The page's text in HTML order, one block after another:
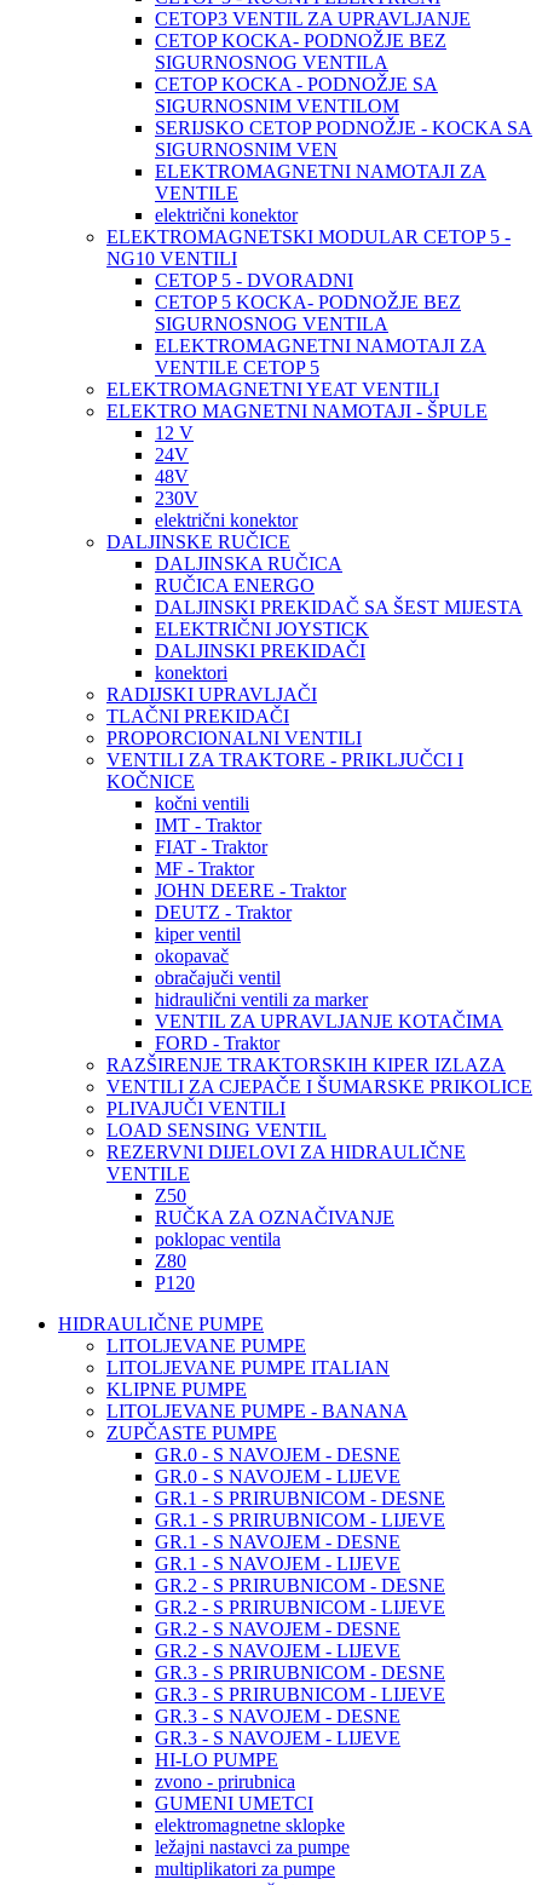
CETOP3 VENTIL ZA UPRAVLJANJE
CETOP KOCKA- PODNOŽJE BEZ
SIGURNOSNOG VENTILA
CETOP KOCKA - PODNOŽJE SA
SIGURNOSNIM VENTILOM
SERIJSKO CETOP PODNOŽJE - KOCKA SA
SIGURNOSNIM VEN
ELEKTROMAGNETNI NAMOTAJI ZA
VENTILE
električni konektor
ELEKTROMAGNETSKI MODULAR CETOP 5 -
NG10 VENTILI
CETOP 5 - DVORADNI
CETOP 5 KOCKA- PODNOŽJE BEZ
SIGURNOSNOG VENTILA
ELEKTROMAGNETNI NAMOTAJI ZA
VENTILE CETOP 5
ELEKTROMAGNETNI YEAT VENTILI
ELEKTRO MAGNETNI NAMOTAJI - ŠPULE
12 V
24V
48V
230V
električni konektor
DALJINSKE RUČICE
DALJINSKA RUČICA
RUČICA ENERGO
DALJINSKI PREKIDAČ SA ŠEST MIJESTA
ELEKTRIČNI JOYSTICK
DALJINSKI PREKIDAČI
konektori
RADIJSKI UPRAVLJAČI
TLAČNI PREKIDAČI
PROPORCIONALNI VENTILI
VENTILI ZA TRAKTORE - PRIKLJUČCI I
KOČNICE
kočni ventili
IMT - Traktor
FIAT - Traktor
MF - Traktor
JOHN DEERE - Traktor
DEUTZ - Traktor
kiper ventil
okopavač
obračajuči ventil
hidraulični ventili za marker
VENTIL ZA UPRAVLJANJE KOTAČIMA
FORD - Traktor
RAZŠIRENJE TRAKTORSKIH KIPER IZLAZA
VENTILI ZA CJEPAČE I ŠUMARSKE PRIKOLICE
PLIVAJUČI VENTILI
LOAD SENSING VENTIL
REZERVNI DIJELOVI ZA HIDRAULIČNE
VENTILE
Z50
RUČKA ZA OZNAČIVANJE
poklopac ventila
Z80
P120
HIDRAULIČNE PUMPE
LITOLJEVANE PUMPE
LITOLJEVANE PUMPE ITALIAN
KLIPNE PUMPE
LITOLJEVANE PUMPE - BANANA
ZUPČASTE PUMPE
GR.0 - S NAVOJEM - DESNE
GR.0 - S NAVOJEM - LIJEVE
GR.1 - S PRIRUBNICOM - DESNE
GR.1 - S PRIRUBNICOM - LIJEVE
GR.1 - S NAVOJEM - DESNE
GR.1 - S NAVOJEM - LIJEVE
GR.2 - S PRIRUBNICOM - DESNE
GR.2 - S PRIRUBNICOM - LIJEVE
GR.2 - S NAVOJEM - DESNE
GR.2 - S NAVOJEM - LIJEVE
GR.3 - S PRIRUBNICOM - DESNE
GR.3 - S PRIRUBNICOM - LIJEVE
GR.3 - S NAVOJEM - DESNE
GR.3 - S NAVOJEM - LIJEVE
HI-LO PUMPE
zvono - prirubnica
GUMENI UMETCI
elektromagnetne sklopke
ležajni nastavci za pumpe
multiplikatori za pumpe